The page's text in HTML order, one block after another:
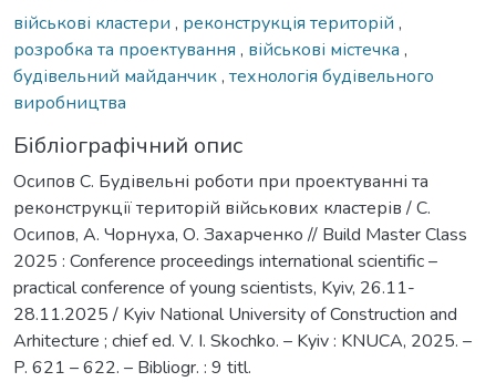
військові кластери , реконструкція територій ,
розробка та проектування , військові містечка ,
будівельний майданчик, технологія будівельного
виробництва
Бібліографічний опис
Осипов С. Будівельні роботи при проектуванні та
реконструкції територій військових кластерів / С.
Осипов, А. Чорнуха, О. Захарченко // Build Master Class
2025 : Conference proceedings international scientific –
practical conference of young scientists, Kyiv, 26.11-
28.11.2025 / Kyiv National University of Construction and
Arhitecture ; chief ed. V. I. Skochko. – Kyiv : KNUCA, 2025. –
P. 621 – 622. – Bibliogr. : 9 titl.